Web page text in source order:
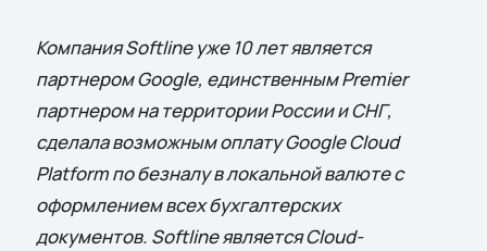
Компания Softline уже 10 лет является
партнером Google, единственным Premier
партнером на территории России и СНГ,
сделала возможным оплату Google Cloud
Platform по безналу в локальной валюте с
оформлением всех бухгалтерских
документов. Softline является Cloud-